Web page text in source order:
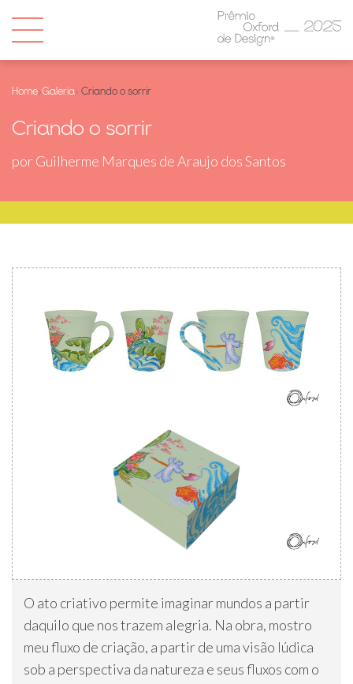
Home›Galeria› Criando o sorrir
Criando o sorrir
por Guilherme Marques de Araujo dos Santos
O ato criativo permite imaginar mundos a partir
daquilo que nos trazem alegria. Na obra, mostro
meu fluxo de criação, a partir de uma visão lúdica
sob a perspectiva da natureza e seus fluxos com o